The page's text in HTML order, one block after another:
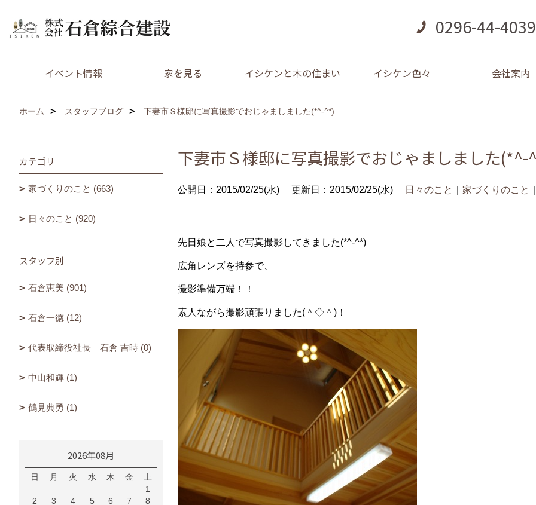
0296-44-4039
イベント情報 家を見る イシケンと木の住まい イシケン色々 会社案内
ホーム スタッフブログ 下妻市Ｓ様邸に写真撮影でおじゃましました(*^-^*)
下妻市Ｓ様邸に写真撮影でおじゃましました(*^-
公開日：2015/02/25(水) 更新日：2015/02/25(水) 日々のこと 家づくりのこと
先日娘と二人で写真撮影してきました(*^-^*)
広角レンズを持参で、
撮影準備万端！！
素人ながら撮影頑張りました(＾◇＾)！
カテゴリ
家づくりのこと (663)
日々のこと (920)
スタッフ別
石倉恵美 (901)
石倉一徳 (12)
代表取締役社長 石倉 吉時 (0)
中山和輝 (1)
鶴見典勇 (1)
2026年08月
日 月 火 水 木 金
土
1
2
3 4 5 6 7
8